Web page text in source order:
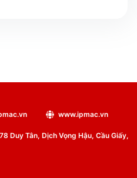
www.ipmac.vn
Duy Tân, Dịch Vọng Hậu, Cầu Giấy,